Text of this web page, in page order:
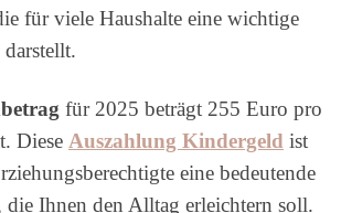
für viele Haushalte eine wichtige
für 2025 beträgt 255 Euro pro
Diese Auszahlung Kindergeld ist
eine bedeutende
Ihnen den Alltag erleichtern soll.